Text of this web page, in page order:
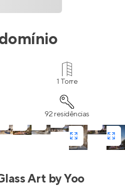
1 Torre
92 residências
Art by Yoo